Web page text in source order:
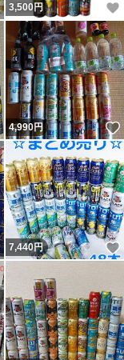
いいね！
3,500円
いいね！
4,990円
いいね！
7,440円